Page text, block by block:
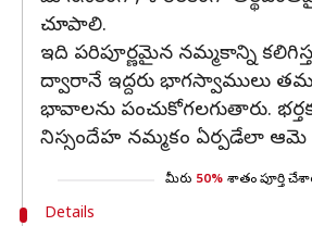
చూపాలి.
ఇది పరిపూర్ణమైన నమ్మకాన్ని
ద్వారానే ఇద్దరు భాగస్వాములు
భావాలను పంచుకోగలగుతారు.
నిస్సందేహ నమ్మకం ఏర్పడేలా
మీరు 50% శాతం పూర్తి
Details